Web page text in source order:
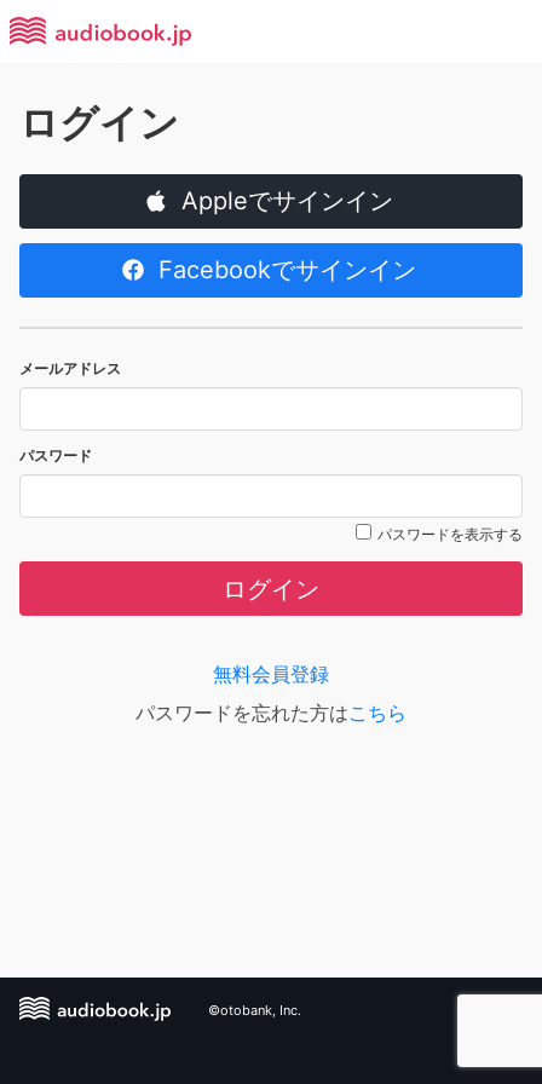
ログイン
Appleでサインイン
Facebookでサインイン
メールアドレス
パスワード
パスワードを表示する
ログイン
無料会員登録
パスワードを忘れた方はこちら
©otobank, Inc.